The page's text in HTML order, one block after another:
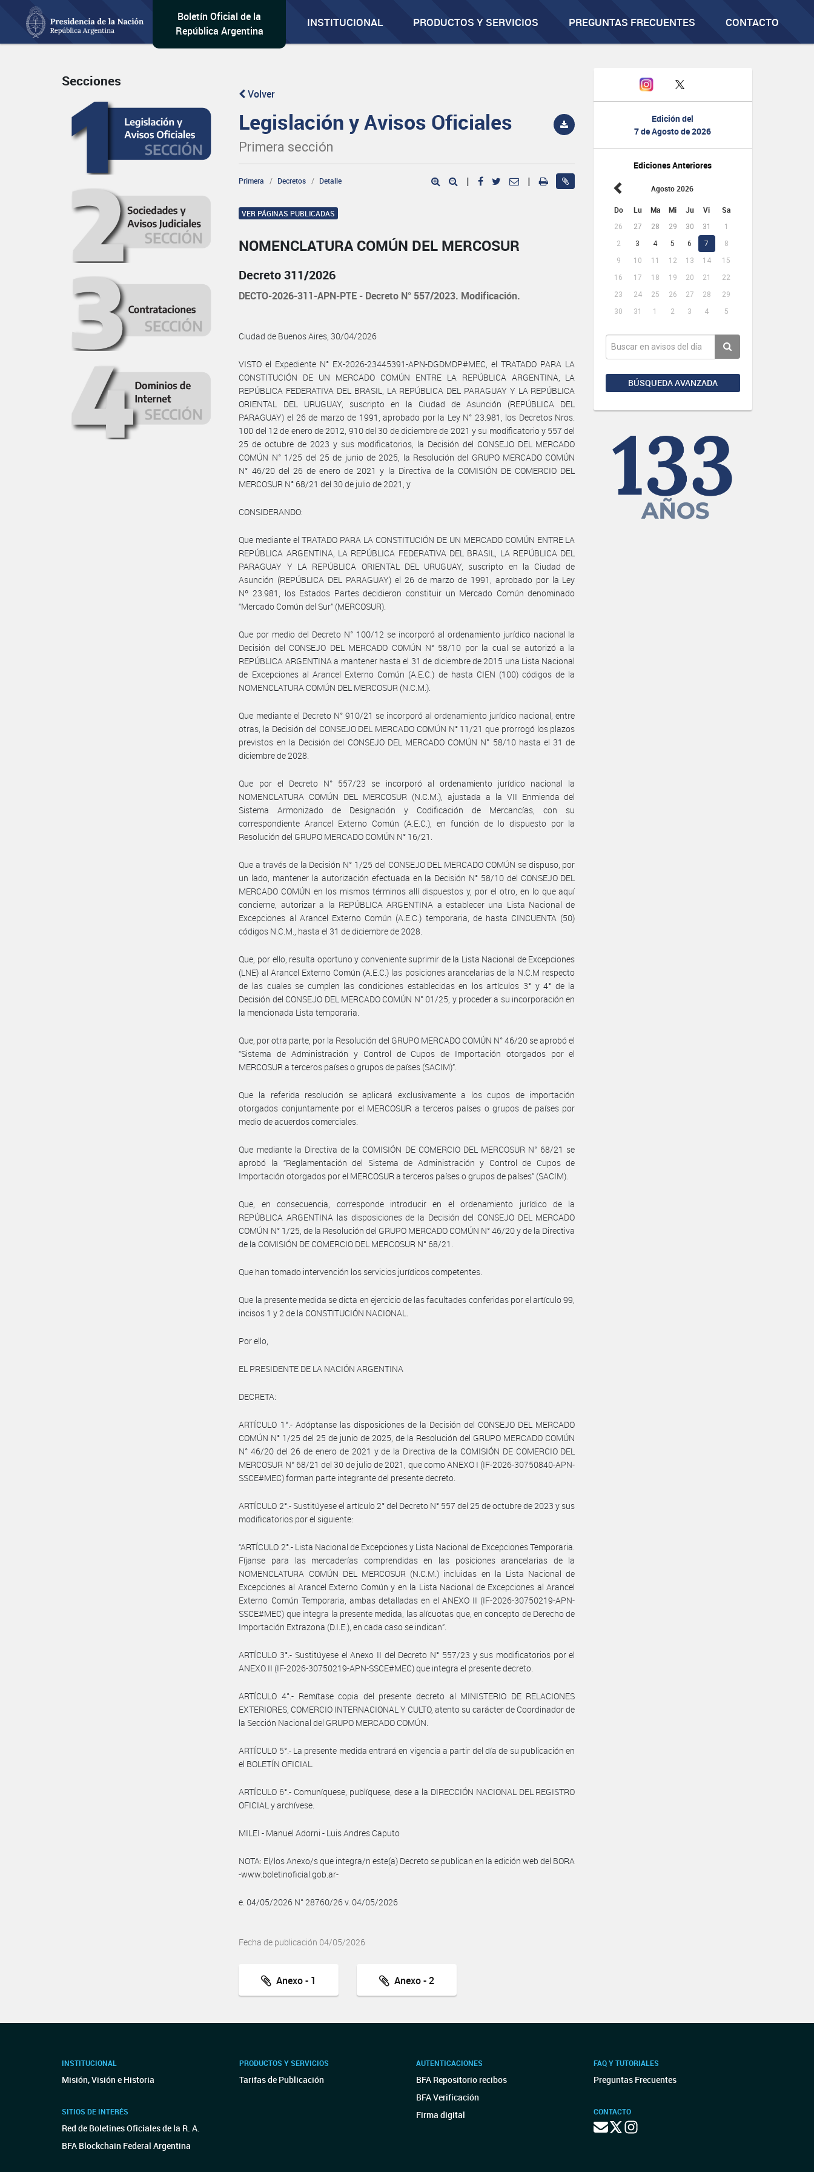
Boletín Oficial de la
República Argentina
INSTITUCIONAL PRODUCTOS Y SERVICIOS PREGUNTAS FRECUENTES CONTACTO
Edición del
7 de Agosto de 2026
Ediciones Anteriores
Agosto 2026
Do Lu Ma Mi Ju Vi Sa
26 27 28 29 30 31
1
2
3 4 5 6 7
8
9
10 11 12 13 14
15
16
17 18 19 20 21
22
23
24 25 26 27 28
29
30
31 1 2 3 4 5
BÚSQUEDA AVANZADA
Secciones
Volver
Legislación y Avisos Oficiales
Primera sección
Primera Decretos Detalle | |
VER PÁGINAS PUBLICADAS
NOMENCLATURA COMÚN DEL MERCOSUR
Decreto 311/2026
DECTO-2026-311-APN-PTE - Decreto N° 557/2023. Modificación.
Ciudad de Buenos Aires, 30/04/2026
VISTO el Expediente N° EX-2026-23445391-APN-DGDMDP#MEC, el TRATADO PARA LA
CONSTITUCIÓN DE UN MERCADO COMÚN ENTRE LA REPÚBLICA ARGENTINA, LA
REPÚBLICA FEDERATIVA DEL BRASIL, LA REPÚBLICA DEL PARAGUAY Y LA REPÚBLICA
ORIENTAL DEL URUGUAY, suscripto en la Ciudad de Asunción (REPÚBLICA DEL
PARAGUAY) el 26 de marzo de 1991, aprobado por la Ley N° 23.981, los Decretos Nros.
100 del 12 de enero de 2012, 910 del 30 de diciembre de 2021 y su modificatorio y 557 del
25 de octubre de 2023 y sus modificatorios, la Decisión del CONSEJO DEL MERCADO
COMÚN N° 1/25 del 25 de junio de 2025, la Resolución del GRUPO MERCADO COMÚN
N° 46/20 del 26 de enero de 2021 y la Directiva de la COMISIÓN DE COMERCIO DEL
MERCOSUR N° 68/21 del 30 de julio de 2021, y
CONSIDERANDO:
Que mediante el TRATADO PARA LA CONSTITUCIÓN DE UN MERCADO COMÚN ENTRE LA
REPÚBLICA ARGENTINA, LA REPÚBLICA FEDERATIVA DEL BRASIL, LA REPÚBLICA DEL
PARAGUAY Y LA REPÚBLICA ORIENTAL DEL URUGUAY, suscripto en la Ciudad de
Asunción (REPÚBLICA DEL PARAGUAY) el 26 de marzo de 1991, aprobado por la Ley
Nº 23.981, los Estados Partes decidieron constituir un Mercado Común denominado
“Mercado Común del Sur” (MERCOSUR).
Que por medio del Decreto N° 100/12 se incorporó al ordenamiento jurídico nacional la
Decisión del CONSEJO DEL MERCADO COMÚN N° 58/10 por la cual se autorizó a la
REPÚBLICA ARGENTINA a mantener hasta el 31 de diciembre de 2015 una Lista Nacional
de Excepciones al Arancel Externo Común (A.E.C.) de hasta CIEN (100) códigos de la
NOMENCLATURA COMÚN DEL MERCOSUR (N.C.M.).
Que mediante el Decreto N° 910/21 se incorporó al ordenamiento jurídico nacional, entre
otras, la Decisión del CONSEJO DEL MERCADO COMÚN N° 11/21 que prorrogó los plazos
previstos en la Decisión del CONSEJO DEL MERCADO COMÚN N° 58/10 hasta el 31 de
diciembre de 2028.
Que por el Decreto N° 557/23 se incorporó al ordenamiento jurídico nacional la
NOMENCLATURA COMÚN DEL MERCOSUR (N.C.M.), ajustada a la VII Enmienda del
Sistema Armonizado de Designación y Codificación de Mercancías, con su
correspondiente Arancel Externo Común (A.E.C.), en función de lo dispuesto por la
Resolución del GRUPO MERCADO COMÚN N° 16/21.
Que a través de la Decisión N° 1/25 del CONSEJO DEL MERCADO COMÚN se dispuso, por
un lado, mantener la autorización efectuada en la Decisión N° 58/10 del CONSEJO DEL
MERCADO COMÚN en los mismos términos allí dispuestos y, por el otro, en lo que aquí
concierne, autorizar a la REPÚBLICA ARGENTINA a establecer una Lista Nacional de
Excepciones al Arancel Externo Común (A.E.C.) temporaria, de hasta CINCUENTA (50)
códigos N.C.M., hasta el 31 de diciembre de 2028.
Que, por ello, resulta oportuno y conveniente suprimir de la Lista Nacional de Excepciones
(LNE) al Arancel Externo Común (A.E.C.) las posiciones arancelarias de la N.C.M respecto
de las cuales se cumplen las condiciones establecidas en los artículos 3° y 4° de la
Decisión del CONSEJO DEL MERCADO COMÚN N° 01/25, y proceder a su incorporación en
la mencionada Lista temporaria.
Que, por otra parte, por la Resolución del GRUPO MERCADO COMÚN N° 46/20 se aprobó el
“Sistema de Administración y Control de Cupos de Importación otorgados por el
MERCOSUR a terceros países o grupos de países (SACIM)”.
Que la referida resolución se aplicará exclusivamente a los cupos de importación
otorgados conjuntamente por el MERCOSUR a terceros países o grupos de países por
medio de acuerdos comerciales.
Que mediante la Directiva de la COMISIÓN DE COMERCIO DEL MERCOSUR N° 68/21 se
aprobó la “Reglamentación del Sistema de Administración y Control de Cupos de
Importación otorgados por el MERCOSUR a terceros países o grupos de países” (SACIM).
Que, en consecuencia, corresponde introducir en el ordenamiento jurídico de la
REPÚBLICA ARGENTINA las disposiciones de la Decisión del CONSEJO DEL MERCADO
COMÚN N° 1/25, de la Resolución del GRUPO MERCADO COMÚN N° 46/20 y de la Directiva
de la COMISIÓN DE COMERCIO DEL MERCOSUR N° 68/21.
Que han tomado intervención los servicios jurídicos competentes.
Que la presente medida se dicta en ejercicio de las facultades conferidas por el artículo 99,
incisos 1 y 2 de la CONSTITUCIÓN NACIONAL.
Por ello,
EL PRESIDENTE DE LA NACIÓN ARGENTINA
DECRETA:
ARTÍCULO 1°.- Adóptanse las disposiciones de la Decisión del CONSEJO DEL MERCADO
COMÚN N° 1/25 del 25 de junio de 2025, de la Resolución del GRUPO MERCADO COMÚN
N° 46/20 del 26 de enero de 2021 y de la Directiva de la COMISIÓN DE COMERCIO DEL
MERCOSUR N° 68/21 del 30 de julio de 2021, que como ANEXO I (IF-2026-30750840-APN-
SSCE#MEC) forman parte integrante del presente decreto.
ARTÍCULO 2°.- Sustitúyese el artículo 2° del Decreto N° 557 del 25 de octubre de 2023 y sus
modificatorios por el siguiente:
“ARTÍCULO 2°.- Lista Nacional de Excepciones y Lista Nacional de Excepciones Temporaria.
Fíjanse para las mercaderías comprendidas en las posiciones arancelarias de la
NOMENCLATURA COMÚN DEL MERCOSUR (N.C.M.) incluidas en la Lista Nacional de
Excepciones al Arancel Externo Común y en la Lista Nacional de Excepciones al Arancel
Externo Común Temporaria, ambas detalladas en el ANEXO II (IF-2026-30750219-APN-
SSCE#MEC) que integra la presente medida, las alícuotas que, en concepto de Derecho de
Importación Extrazona (D.I.E.), en cada caso se indican”.
ARTÍCULO 3°.- Sustitúyese el Anexo II del Decreto N° 557/23 y sus modificatorios por el
ANEXO II (IF-2026-30750219-APN-SSCE#MEC) que integra el presente decreto.
ARTÍCULO 4°.- Remítase copia del presente decreto al MINISTERIO DE RELACIONES
EXTERIORES, COMERCIO INTERNACIONAL Y CULTO, atento su carácter de Coordinador de
la Sección Nacional del GRUPO MERCADO COMÚN.
ARTÍCULO 5°.- La presente medida entrará en vigencia a partir del día de su publicación en
el BOLETÍN OFICIAL.
ARTÍCULO 6°.- Comuníquese, publíquese, dese a la DIRECCIÓN NACIONAL DEL REGISTRO
OFICIAL y archívese.
MILEI - Manuel Adorni - Luis Andres Caputo
NOTA: El/los Anexo/s que integra/n este(a) Decreto se publican en la edición web del BORA
-www.boletinoficial.gob.ar-
e. 04/05/2026 N° 28760/26 v. 04/05/2026
Fecha de publicación 04/05/2026
Anexo - 1 Anexo - 2
INSTITUCIONAL
Misión, Visión e Historia
SITIOS DE INTERÉS
Red de Boletines Oficiales de la R. A.
BFA Blockchain Federal Argentina
PRODUCTOS Y SERVICIOS
Tarifas de Publicación
AUTENTICACIONES
BFA Repositorio recibos
BFA Verificación
Firma digital
FAQ Y TUTORIALES
Preguntas Frecuentes
CONTACTO